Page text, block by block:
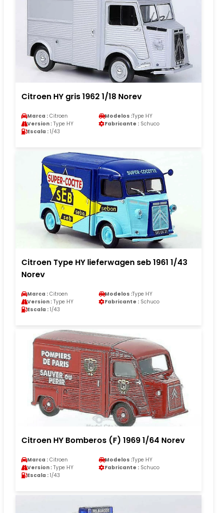
Citroen HY gris 1962 1/18 Norev
Marca : Citroen Modelos :Type HY
Version : Type HY Fabricante : Schuco
Escala : 1/43
Citroen Type HY lieferwagen seb 1961 1/43
Norev
Marca : Citroen Modelos :Type HY
Version : Type HY Fabricante : Schuco
Escala : 1/43
Citroen HY Bomberos (F) 1969 1/64 Norev
Marca : Citroen Modelos :Type HY
Version : Type HY Fabricante : Schuco
Escala : 1/43